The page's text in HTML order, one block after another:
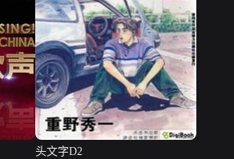
头文字D2